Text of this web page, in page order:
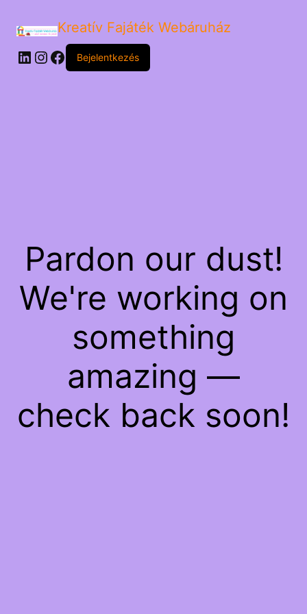
Kreatív Fajáték Webáruház
LinkedIn
Instagram
Facebook
Bejelentkezés
Pardon our dust!
We're working on
something
amazing —
check back soon!